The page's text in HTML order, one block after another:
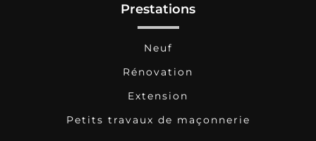
Prestations
Neuf
Rénovation
Extension
Petits travaux de maçonnerie